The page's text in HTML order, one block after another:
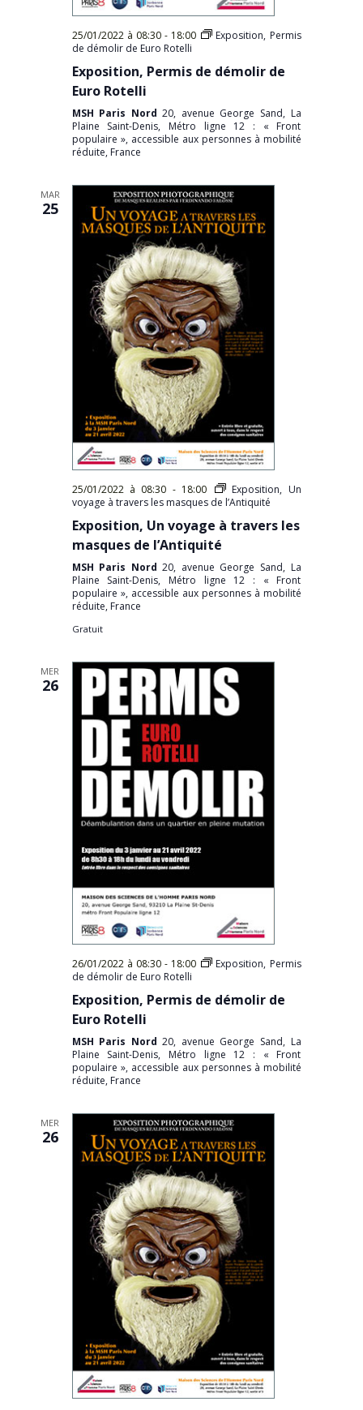
25/01/2022 à 08:30- 18:00
Exposition, Permis
de démolir de Euro Rotelli
Exposition, Permis de démolir de
Euro Rotelli
MSH Paris Nord20, avenue George Sand, La
Plaine Saint-Denis, Métro ligne 12 : « Front
populaire », accessible aux personnes à mobilité
réduite, France
MAR
25
25/01/2022 à 08:30 - 18:00
Exposition, Un
voyage à travers les masques de l’Antiquité
Exposition, Un voyage à travers les
masques de l’Antiquité
MSH Paris Nord20, avenue George Sand, La
Plaine Saint-Denis, Métro ligne 12 : « Front
populaire », accessible aux personnes à mobilité
réduite, France
Gratuit
MER
26
26/01/2022 à 08:30- 18:00
Exposition, Permis
de démolir de Euro Rotelli
Exposition, Permis de démolir de
Euro Rotelli
MSH Paris Nord20, avenue George Sand, La
Plaine Saint-Denis, Métro ligne 12 : « Front
populaire », accessible aux personnes à mobilité
réduite, France
MER
26